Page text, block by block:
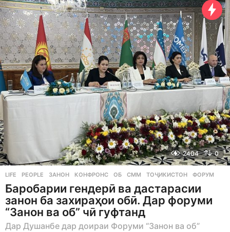
a
r
s
a
g
o
2404 0
LIFE ,PEOPLE ЗАНОН ,КОНФРОНС ,ОБ ,СММ ,ТОҶИКИСТОН ,ФОРУМ
Баробарии гендерӣ ва дастарасии
занон ба захираҳои обӣ. Дар форуми
“Занон ва об” чӣ гуфтанд
Дар Душанбе дар доираи Форуми “Занон ва об”